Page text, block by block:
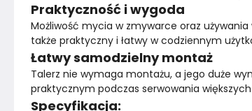
Praktyczność i wygoda
Możliwość mycia w zmywarce oraz
także praktyczny i łatwy w codziennym
Łatwy samodzielny montaż
Talerz nie wymaga montażu, a jego duże
praktycznym podczas serwowania
Specyfikacja: